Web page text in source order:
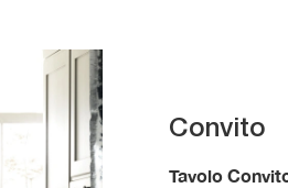
Convito
Tavolo